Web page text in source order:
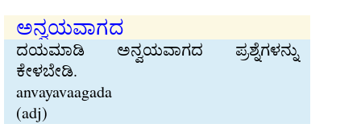
ಅನ್ವಯವಾಗದ
ದಯಮಾಡಿ ಅನ್ವಯವಾಗದ ಪ್ರಶ್ನೆಗಳನ್ನು
ಕೇಳಬೇಡಿ.
anvayavaagada
(adj)